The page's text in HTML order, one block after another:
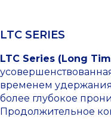
LTC SERIES
LTC Series (Long
временем
более глубокое
Продолжительное